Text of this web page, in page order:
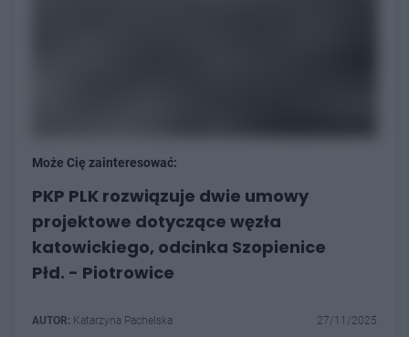
Może Cię zainteresować:
PKP PLK rozwiązuje dwie umowy
projektowe dotyczące węzła
katowickiego, odcinka Szopienice
Płd. - Piotrowice
AUTOR: Katarzyna Pachelska 27/11/2025